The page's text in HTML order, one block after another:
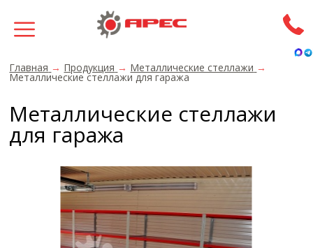
Главная → Продукция → Металлические стеллажи →
Металлические стеллажи для гаража
Металлические стеллажи
для гаража